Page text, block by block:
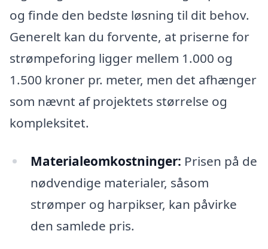
og finde den bedste løsning til dit behov.
Generelt kan du forvente, at priserne for
strømpeforing ligger mellem 1.000 og
1.500 kroner pr. meter, men det afhænger
som nævnt af projektets størrelse og
kompleksitet.
Materialeomkostninger: Prisen på de
nødvendige materialer, såsom
strømper og harpikser, kan påvirke
den samlede pris.